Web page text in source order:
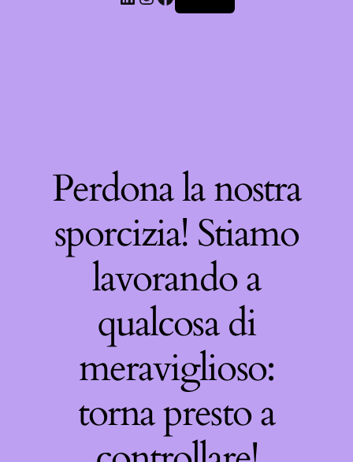
Perdona la nostra
sporcizia! Stiamo
lavorando a
qualcosa di
meraviglioso:
torna presto a